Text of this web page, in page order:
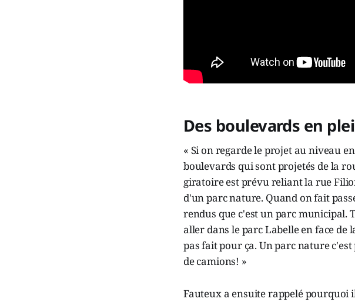
Des boulevards en
« Si on regarde le projet au niveau
boulevards qui sont projetés de la
giratoire est prévu reliant la rue
d'un parc nature. Quand on fait
rendus que c'est un parc municipal.
aller dans le parc Labelle en face de
pas fait pour ça. Un parc nature
de camions! »
Fauteux a ensuite rappelé pourquoi